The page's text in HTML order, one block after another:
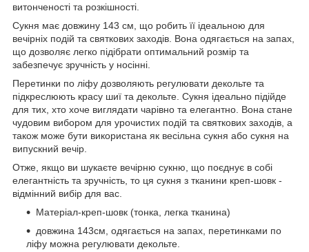
витонченості та розкішності.
Сукня має довжину 143 см, що робить її ідеальною для
вечірніх подій та святкових заходів. Вона одягається на запах,
що дозволяє легко підібрати оптимальний розмір та
забезпечує зручність у носінні.
Перетинки по ліфу дозволяють регулювати декольте та
підкреслюють красу шиї та декольте. Сукня ідеально підійде
для тих, хто хоче виглядати чарівно та елегантно. Вона стане
чудовим вибором для урочистих подій та святкових заходів, а
також може бути використана як весільна сукня або сукня на
випускний вечір.
Отже, якщо ви шукаєте вечірню сукню, що поєднує в собі
елегантність та зручність, то ця сукня з тканини креп-шовк -
відмінний вибір для вас.
Матеріал-креп-шовк (тонка, легка тканина)
довжина 143см, одягається на запах, перетинками по
ліфу можна регулювати декольте.